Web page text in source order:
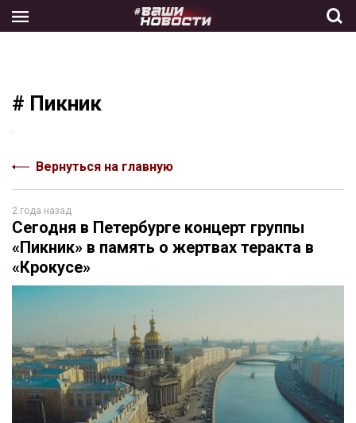
the
# Пикник
Вернуться на главную
2 года назад
Сегодня в Петербурге концерт группы
«Пикник» в память о жертвах теракта в
«Крокусе»